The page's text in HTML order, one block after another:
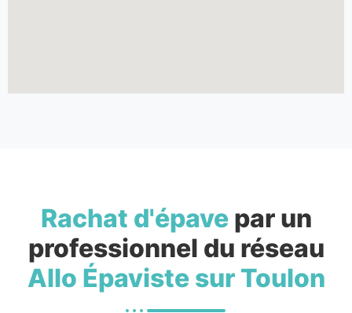
Rachat d'épavepar un
professionnel du réseau
Allo Épaviste sur Toulon